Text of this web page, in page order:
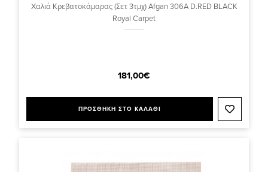
Χαλιά Κρεβατοκάμαρας (Σετ 3τμχ) Afgan 306A D.RED BLACK
Royal Carpet
181,00€
ΠΡΟΣΘΗΚΗ ΣΤΟ ΚΑΛΑΘΙ